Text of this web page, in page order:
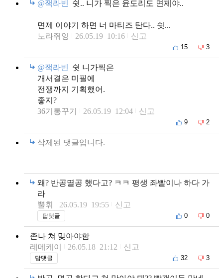
@잭라빈 쉿.. 니가 찍은 윤도리도 면제야..
면제 이야기 하면 너 마티즈 탄다.. 쉿...
노라줘잉
26.05.19 10:16 신고
15 3
@잭라빈
쉿 니가찍은
개서결은 미필에
전쟁까지 기획했어.
좋지?
36기통꾸기
26.05.19 12:04 신고
9 2
삭제된 댓글입니다.
왜? 반공멸공 했다고? ㅋㅋ 평생 좌빨이나 하다 가
라
뿔휘
26.05.19 19:55 신고
답댓글 0 0
존나 쳐 맞아야함
레메케이
26.05.18 21:12 신고
답댓글 32 3